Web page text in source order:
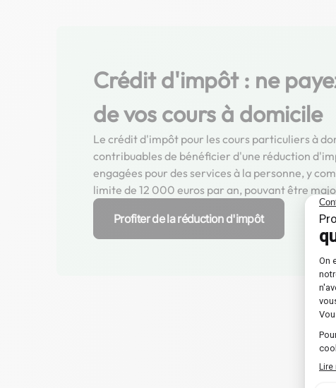
Crédit d'impôt : ne
de vos cours à domicile
Le crédit d'impôt pour les cours particuliers à
contribuables de bénéficier d'une réduction
engagées pour des services à la personne, y
limite de 12 000 euros par an, pouvant être
Profiter de la réduction d'impôt